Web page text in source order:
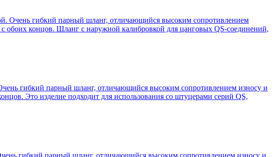
Очень гибкий парный шланг, отличающийся высоким сопротивлением
концов. Шланг с наружной калибровкой для цанговых QS-соединений,
гибкий парный шланг, отличающийся высоким сопротивлением износу и
Это изделие подходит для использования со штуцерами серий QS,